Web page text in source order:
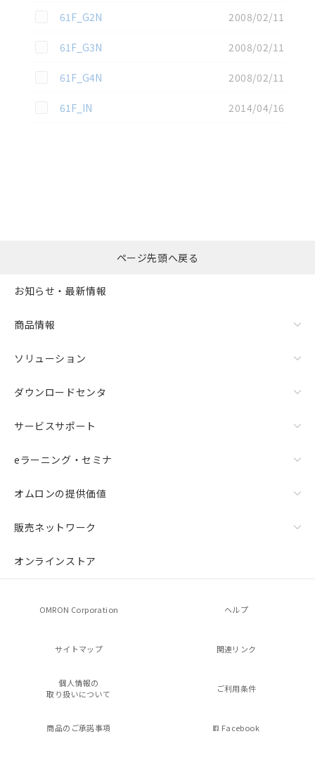
この資料を選択
61F_G2N
2008/02/11
この資料を選択
61F_G3N
2008/02/11
この資料を選択
61F_G4N
2008/02/11
この資料を選択
61F_IN 2014/04/16
括ダウンロード
ページ先頭へ戻る
お知らせ・最新情報
商品情報
ソリューション
ダウンロードセンタ
サービスサポート
eラーニング・セミナ
オムロンの提供価値
販売ネットワーク
オンラインストア
OMRON Corporation ヘルプ
サイトマップ 関連リンク
個人情報の
取り扱いについて
ご利用条件
商品のご承諾事項 Facebook